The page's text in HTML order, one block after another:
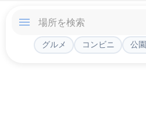
グルメ コンビニ 公園